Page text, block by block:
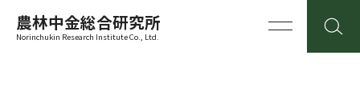
農林中金総合研究所
Norinchukin Research Institute Co., Ltd.